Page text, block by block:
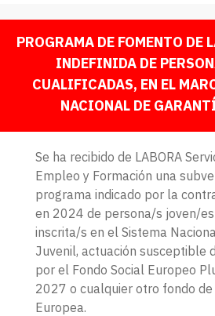
PROGRAMA DE FOMENTO DE
INDEFINIDA DE
CUALIFICADAS, EN EL
NACIONAL DE
Se ha recibido de LABORA
Empleo y Formación una
programa indicado por la
en 2024 de persona/s joven/
inscrita/s en el Sistema
Juvenil, actuación susceptible
por el Fondo Social Europeo
2027 o cualquier otro fondo de
Europea.